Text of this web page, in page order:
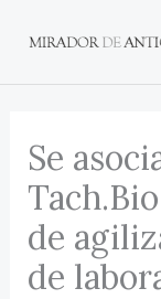
Se
de
de